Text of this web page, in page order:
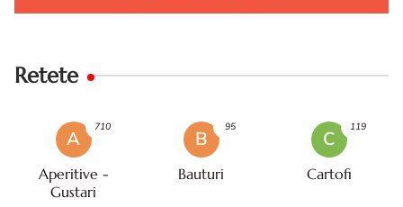
Retete
A
Aperitive -
Gustari
710
B
Bauturi
95
C
Cartofi
119